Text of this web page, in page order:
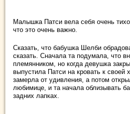
Малышка Патси вела себя очень
что это очень важно.
Сказать, что бабушка Шелби
сказать. Сначала та подумала, что
племянником, но когда девушка
выпустила Патси на кровать к своей
замерла от удивления, а потом
любимице, и та начала облизывать
задних лапках.